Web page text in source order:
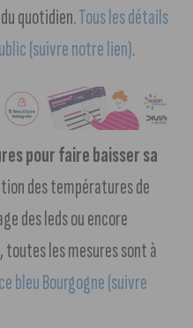
quotidien.Tous les détails
(suivre notre lien).
pour faire baisser sa
des températures de
des leds ou encore
les mesures sont à
bleu Bourgogne (suivre